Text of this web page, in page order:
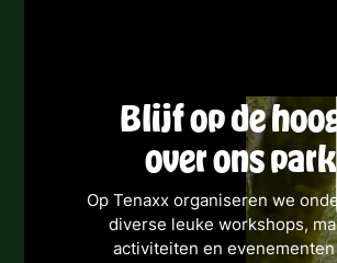
Blijf op de
over ons
Op Tenaxx organiseren we
diverse leuke workshops,
activiteiten en